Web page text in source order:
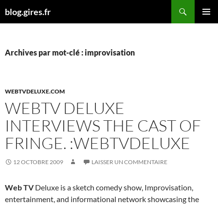
aublog.gires.fr
Archives par mot-clé : improvisation
WEBTVDELUXE.COM
WEBTV DELUXE
INTERVIEWS THE CAST OF
FRINGE. :WEBTVDELUXE
12 OCTOBRE 2009 LAISSER UN COMMENTAIRE
Web TVDeluxe is a sketch comedy show, Improvisation,
entertainment, and informational network showcasing the